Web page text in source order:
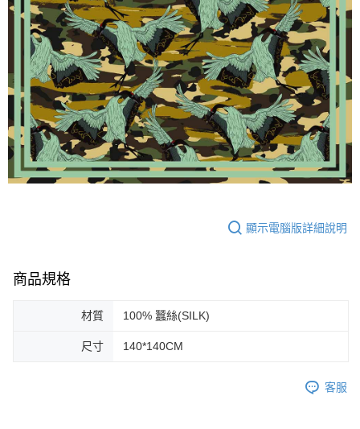
顯示電腦版詳細說明
商品規格
材質 100% 蠶絲(SILK)
尺寸 140*140CM
客服